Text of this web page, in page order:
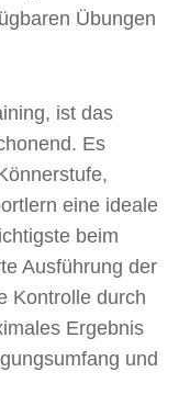
Übungen
ist das
Es
eine ideale
beim
Ausführung der
Kontrolle durch
Ergebnis
und